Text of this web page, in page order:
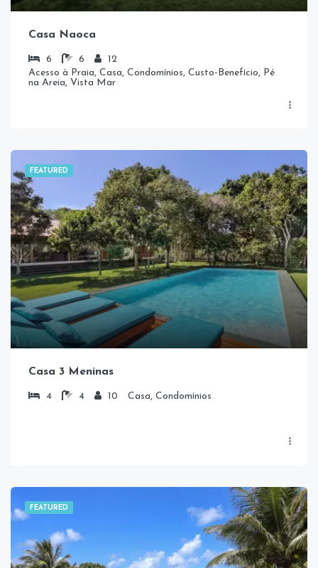
Casa Naoca
6 6
12
Acesso à Praia, Casa, Condomínios, Custo-Benefício, Pé
na Areia, Vista Mar
FEATURED
Casa 3 Meninas
4 4 10 Casa, Condomínios
FEATURED